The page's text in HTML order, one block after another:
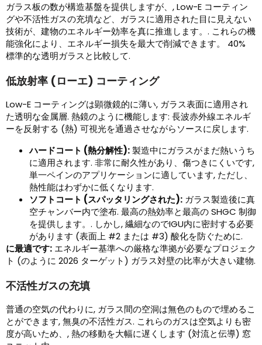
ガラス板の数が構造基盤を提供しますが、, Low-E コーティン
グや不活性ガスの充填など、ガラスに適用された目に見えない
技術が、建物のエネルギー効率を真に推進します。. これらの機
能強化により、エネルギー損失を最大で削減できます。 40%
標準的な透明ガラスと比較して.
低放射率 (ローエ) コーティング
Low-E コーティングは顕微鏡的に薄い, ガラス表面に適用され
た透明な金属層. 熱鏡のように機能します: 長波赤外線エネルギ
ーを反射する (熱) 可視光を通過させながらソースに戻します.
ハードコート (熱分解性):製造中にガラスがまだ熱いうち
に適用されます. 非常に耐久性があり、傷つきにくいです,
単一ペインのアプリケーションに適しています, ただし、
熱性能はわずかに低くなります.
ソフトコート (スパッタリングされた): ガラス製造後に真
空チャンバー内で塗布. 最高の熱効率と最高の SHGC 制御
を提供します。. しかし, 繊細なのでIGU内に密封する必要
があります (表面上 #2 または #3) 酸化を防ぐために.
に最適です: エネルギー基準への厳格な準拠が必要なプロジェク
ト (のように 2026 ターゲット) ガラス対壁の比率が大きい建物.
不活性ガスの充填
普通の空気の代わりに, ガラス間の空洞は無色のもので埋めるこ
とができます, 無臭の不活性ガス. これらのガスは空気よりも密
度が高いため、, 熱の移動を大幅に遅くします (対流と伝導) 窓